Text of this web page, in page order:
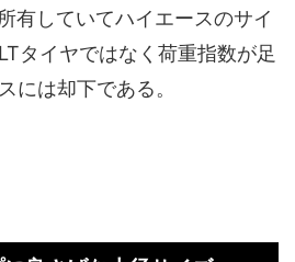
有していてハイエースのサイ
タイヤではなく荷重指数が足
には却下である。